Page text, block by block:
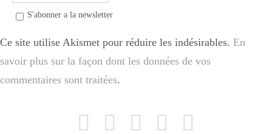
S'abonner a la newsletter
Ce site utilise Akismet pour réduire les indésirables. En
savoir plus sur la façon dont les données de vos
commentaires sont traitées.